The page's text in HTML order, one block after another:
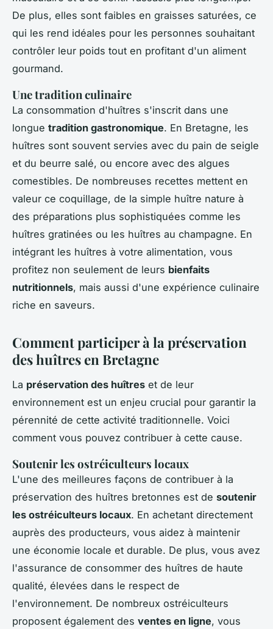
De plus, elles sont faibles en graisses saturées, ce
qui les rend idéales pour les personnes souhaitant
contrôler leur poids tout en profitant d'un aliment
gourmand.
Une tradition culinaire
La consommation d'huîtres s'inscrit dans une
longue tradition gastronomique. En Bretagne, les
huîtres sont souvent servies avec du pain de seigle
et du beurre salé, ou encore avec des algues
comestibles. De nombreuses recettes mettent en
valeur ce coquillage, de la simple huître nature à
des préparations plus sophistiquées comme les
huîtres gratinées ou les huîtres au champagne. En
intégrant les huîtres à votre alimentation, vous
profitez non seulement de leurs bienfaits
nutritionnels, mais aussi d'une expérience culinaire
riche en saveurs.
Comment participer à la préservation
des huîtres en Bretagne
La préservation des huîtres et de leur
environnement est un enjeu crucial pour garantir la
pérennité de cette activité traditionnelle. Voici
comment vous pouvez contribuer à cette cause.
Soutenir les ostréiculteurs locaux
L'une des meilleures façons de contribuer à la
préservation des huîtres bretonnes est de soutenir
les ostréiculteurs locaux. En achetant directement
auprès des producteurs, vous aidez à maintenir
une économie locale et durable. De plus, vous avez
l'assurance de consommer des huîtres de haute
qualité, élevées dans le respect de
l'environnement. De nombreux ostréiculteurs
proposent également des ventes en ligne, vous